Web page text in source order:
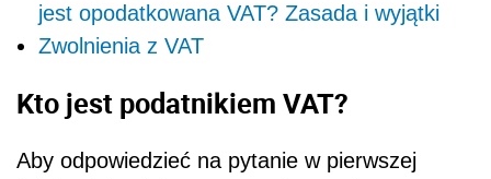
jest opodatkowana VAT? Zasada i wyjątki
Zwolnienia z VAT
Kto jest podatnikiem VAT?
Aby odpowiedzieć na pytanie w pierwszej